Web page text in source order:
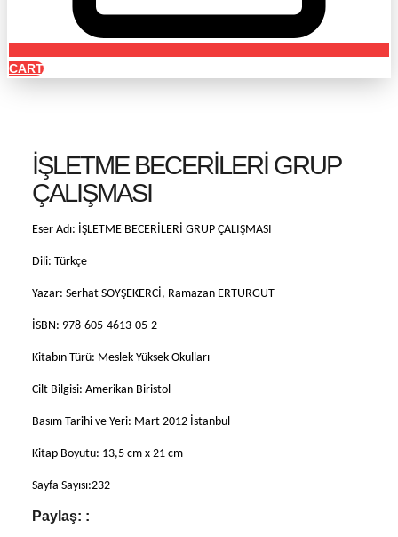
CART
İŞLETME BECERİLERİ GRUP
ÇALIŞMASI
Eser Adı: İŞLETME BECERİLERİ GRUP ÇALIŞMASI
Dili: Türkçe
Yazar: Serhat SOYŞEKERCİ, Ramazan ERTURGUT
İSBN: 978-605-4613-05-2
Kitabın Türü: Meslek Yüksek Okulları
Cilt Bilgisi: Amerikan Biristol
Basım Tarihi ve Yeri: Mart 2012 İstanbul
Kitap Boyutu: 13,5 cm x 21 cm
Sayfa Sayısı:232
Paylaş: :